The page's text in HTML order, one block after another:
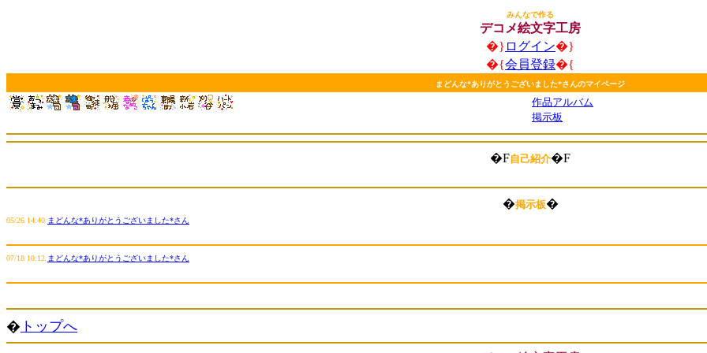
みんなで作る
デコメ絵文字工房
�} ログイン�}
�{会員登録�{
まどんな*ありがとうございました*さんのマイページ
作品アルバム
掲示板
�F自己紹介�F
�掲示板�
05/26 14:40 まどんな*ありがとうございました*さん
07/18 10:12 まどんな*ありがとうございました*さん
� トップへ